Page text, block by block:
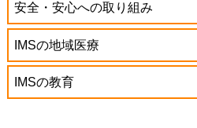
安全・安心への取り組み
IMSの地域医療
IMSの教育